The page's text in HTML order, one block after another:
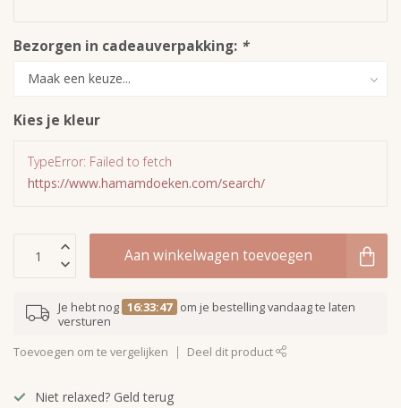
Bezorgen in cadeauverpakking: *
Kies je kleur
TypeError: Failed to fetch
https://www.hamamdoeken.com/search/
Aan winkelwagen toevoegen
Je hebt nog 16:33:47 om je bestelling vandaag te laten
versturen
Toevoegen om te vergelijken Deel dit product
Niet relaxed? Geld terug